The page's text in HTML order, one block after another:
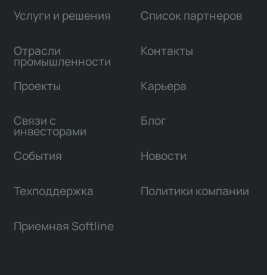
Услуги и решения
Отрасли
промышленности
Проекты
Связи с
инвесторами
Список партнеров
Контакты
Карьера
Блог
События Новости
Техподдержка Политики компании
Приемная Softline